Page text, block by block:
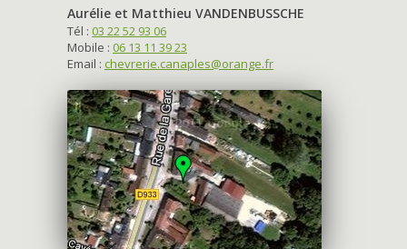
Aurélie et Matthieu VANDENBUSSCHE
Tél : 03 22 52 93 06
Mobile : 06 13 11 39 23
Email : chevrerie.canaples@orange.fr